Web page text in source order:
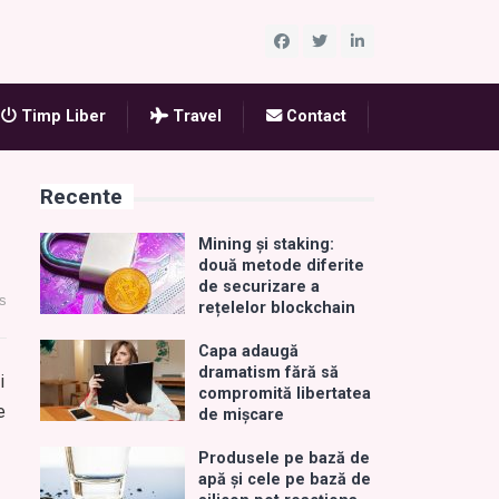
Timp Liber Travel Contact
Recente
Mining și staking:
două metode diferite
de securizare a
rețelelor blockchain
Capa adaugă
dramatism fără să
compromită libertatea
de mișcare
Produsele pe bază de
apă și cele pe bază de